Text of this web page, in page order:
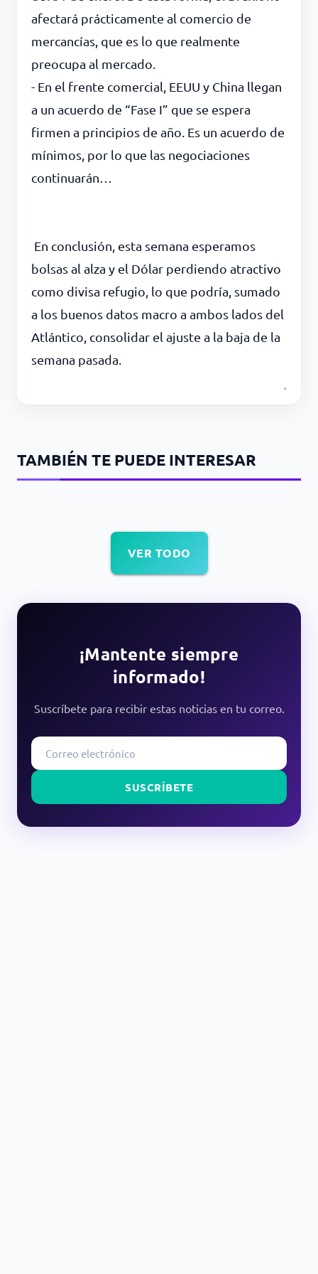
afectará prácticamente al comercio de
mercancías, que es lo que realmente
preocupa al mercado.
- En el frente comercial, EEUU y China llegan
a un acuerdo de “Fase I” que se espera
firmen a principios de año. Es un acuerdo de
mínimos, por lo que las negociaciones
continuarán…
En conclusión, esta semana esperamos
bolsas al alza y el Dólar perdiendo atractivo
como divisa refugio, lo que podría, sumado
a los buenos datos macro a ambos lados del
Atlántico, consolidar el ajuste a la baja de la
semana pasada.
TAMBIÉN TE PUEDE INTERESAR
VER TODO
¡Mantente siempre
informado!
Suscríbete para recibir estas noticias en tu correo.
SUSCRÍBETE